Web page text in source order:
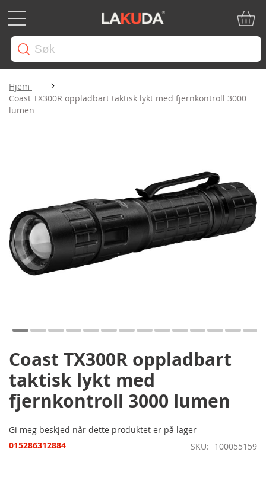
Hjem
Coast TX300R oppladbart taktisk lykt med fjernkontroll 3000
lumen
Coast TX300R oppladbart
taktisk lykt med
fjernkontroll 3000 lumen
Gi meg beskjed når dette produktet er på lager
015286312884 SKU 100055159
bildegalleri